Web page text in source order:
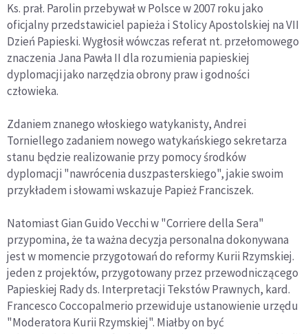
Ks. prał. Parolin przebywał w Polsce w 2007 roku jako
oficjalny przedstawiciel papieża i Stolicy Apostolskiej na VII
Dzień Papieski. Wygłosił wówczas referat nt. przełomowego
znaczenia Jana Pawła II dla rozumienia papieskiej
dyplomacji jako narzędzia obrony praw i godności
człowieka.
Zdaniem znanego włoskiego watykanisty, Andrei
Torniellego zadaniem nowego watykańskiego sekretarza
stanu będzie realizowanie przy pomocy środków
dyplomacji "nawrócenia duszpasterskiego", jakie swoim
przykładem i słowami wskazuje Papież Franciszek.
Natomiast Gian Guido Vecchi w "Corriere della Sera"
przypomina, że ta ważna decyzja personalna dokonywana
jest w momencie przygotowań do reformy Kurii Rzymskiej.
jeden z projektów, przygotowany przez przewodniczącego
Papieskiej Rady ds. Interpretacji Tekstów Prawnych, kard.
Francesco Coccopalmerio przewiduje ustanowienie urzędu
"Moderatora Kurii Rzymskiej". Miałby on być